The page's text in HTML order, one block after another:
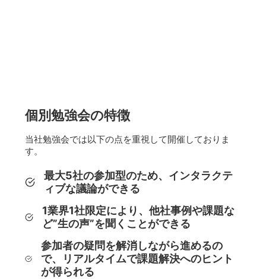
個別勉強会の特徴
当社勉強会では以下の点を重視して開催しておりま
す。
最大5社の参加型のため、インタラクテ
ィブな議論ができる
1業界1社限定により、他社事例や課題な
ど”生の声”を聞くことができる
参加者の疑問を解消しながら進めるの
で、リアルタイムで課題解決へのヒント
が得られる